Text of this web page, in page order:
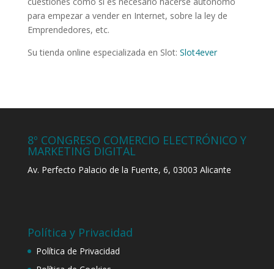
para empezar a vender en Internet, sobre la ley de
Emprendedores, etc.
Su tienda online especializada en Slot: Slot4ever
8º CONGRESO COMERCIO ELECTRÓNICO Y
MARKETING DIGITAL
Av. Perfecto Palacio de la Fuente, 6, 03003 Alicante
Política y Privacidad
Política de Privacidad